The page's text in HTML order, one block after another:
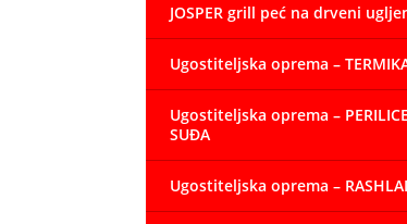
JOSPER grill peć na drveni
Ugostiteljska oprema –
Ugostiteljska oprema – PERILICE
SUĐA
Ugostiteljska oprema –